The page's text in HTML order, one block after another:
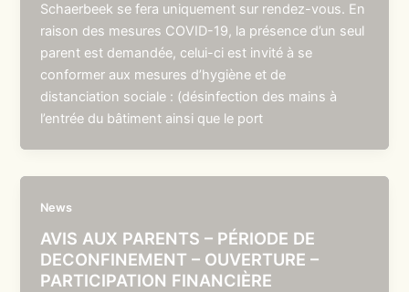
Schaerbeek se fera uniquement sur rendez-vous. En
raison des mesures COVID-19, la présence d’un seul
parent est demandée, celui-ci est invité à se
conformer aux mesures d’hygiène et de
distanciation sociale : (désinfection des mains à
l’entrée du bâtiment ainsi que le port
News
AVIS AUX PARENTS – PÉRIODE DE
DECONFINEMENT – OUVERTURE –
PARTICIPATION FINANCIÈRE